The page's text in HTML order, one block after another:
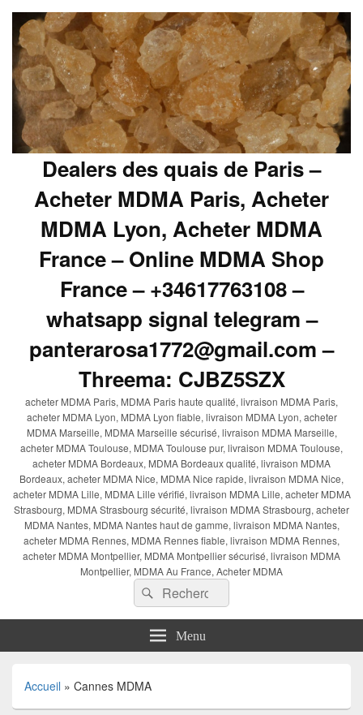
Dealers des quais de Paris –
Acheter MDMA Paris, Acheter
MDMA Lyon, Acheter MDMA
France – Online MDMA Shop
France – +34617763108 –
whatsapp signal telegram –
panterarosa1772@gmail.com –
Threema: CJBZ5SZX
acheter MDMA Paris, MDMA Paris haute qualité, livraison MDMA Paris,
acheter MDMA Lyon, MDMA Lyon fiable, livraison MDMA Lyon, acheter
MDMA Marseille, MDMA Marseille sécurisé, livraison MDMA Marseille,
acheter MDMA Toulouse, MDMA Toulouse pur, livraison MDMA Toulouse,
acheter MDMA Bordeaux, MDMA Bordeaux qualité, livraison MDMA
Bordeaux, acheter MDMA Nice, MDMA Nice rapide, livraison MDMA Nice,
acheter MDMA Lille, MDMA Lille vérifié, livraison MDMA Lille, acheter MDMA
Strasbourg, MDMA Strasbourg sécurité, livraison MDMA Strasbourg, acheter
MDMA Nantes, MDMA Nantes haut de gamme, livraison MDMA Nantes,
acheter MDMA Rennes, MDMA Rennes fiable, livraison MDMA Rennes,
acheter MDMA Montpellier, MDMA Montpellier sécurisé, livraison MDMA
Montpellier, MDMA Au France, Acheter MDMA
Recherche :
Rechercher
Menu
Accueil » Cannes MDMA